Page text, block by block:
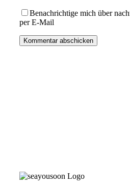
Benachrichtige mich über
per E-Mail